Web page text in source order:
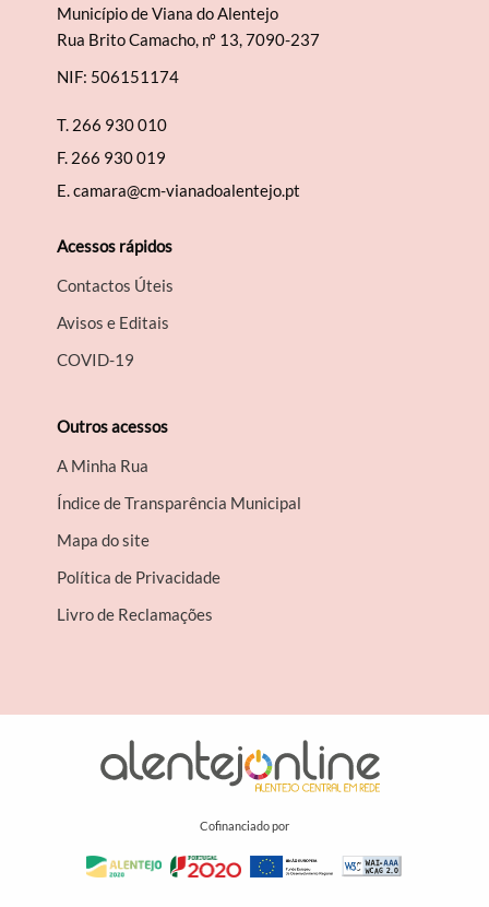
Município de Viana do Alentejo
Rua Brito Camacho, nº 13, 7090-237
NIF: 506151174
T. 266 930 010
F. 266 930 019
E.camara@cm-vianadoalentejo.pt
Acessos rápidos
Contactos Úteis
Avisos e Editais
COVID-19
Outros acessos
A Minha Rua
Índice de Transparência Municipal
Mapa do site
Política de Privacidade
Livro de Reclamações
Cofinanciado por